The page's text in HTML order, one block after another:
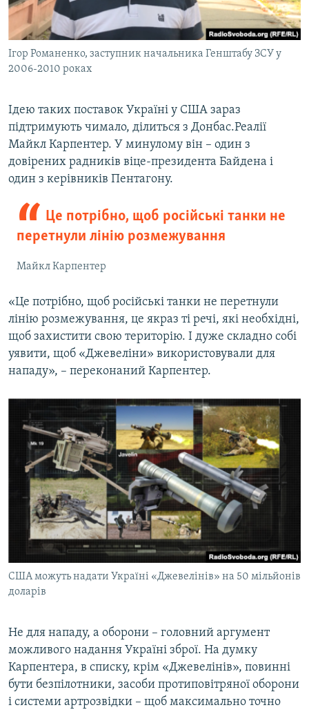
Ігор Романенко, заступник начальника Генштабу ЗСУ у
2006-2010 роках
Ідею таких поставок Україні у США зараз
підтримують чимало, ділиться з Донбас.Реалії
Майкл Карпентер. У минулому він – один з
довірених радників віце-президента Байдена і
один з керівників Пентагону.
Це потрібно, щоб російські танки не
перетнули лінію розмежування
Майкл Карпентер
«Це потрібно, щоб російські танки не перетнули
лінію розмежування, це якраз ті речі, які необхідні,
щоб захистити свою територію. І дуже складно собі
уявити, щоб «Джевеліни» використовували для
нападу», – переконаний Карпентер.
США можуть надати Україні «Джевелінів» на 50 мільйонів
доларів
Не для нападу, а оборони – головний аргумент
можливого надання Україні зброї. На думку
Карпентера, в списку, крім «Джевелінів», повинні
бути безпілотники, засоби протиповітряної оборони
і системи артрозвідки – щоб максимально точно